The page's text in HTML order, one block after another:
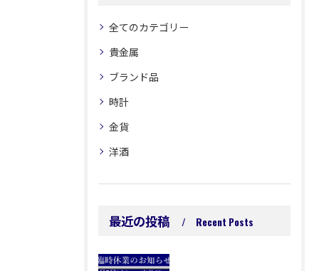
全てのカテゴリー
貴金属
ブランド品
時計
金貨
洋酒
最近の投稿 Recent Posts